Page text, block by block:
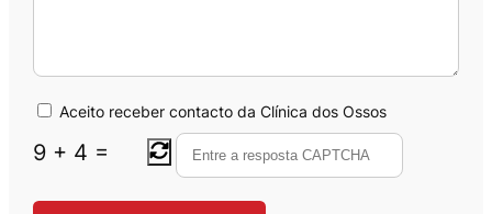
Aceito receber contacto da Clínica dos Ossos
9 + 4 =